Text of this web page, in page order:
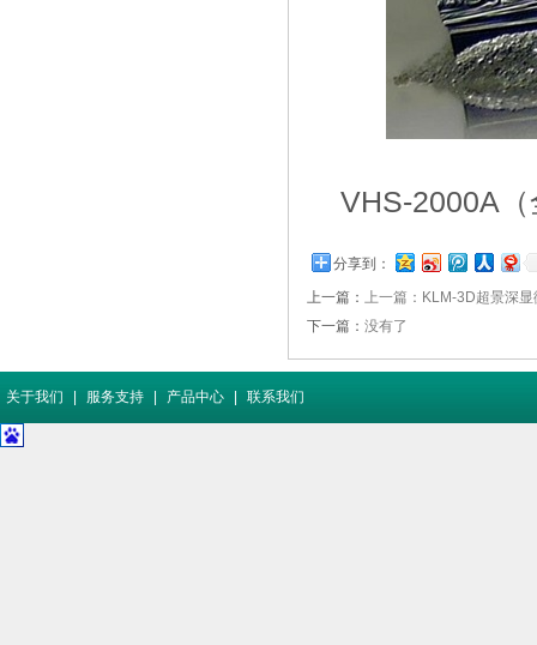
VHS-2000A
分享到：
上一篇： 上一篇：KLM-3D超景深显
下一篇： 没有了
关于我们 服务支持 产品中心 联系我们